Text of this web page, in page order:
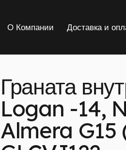
О Компании Доставка и
Граната
Logan -14,
Almera G15